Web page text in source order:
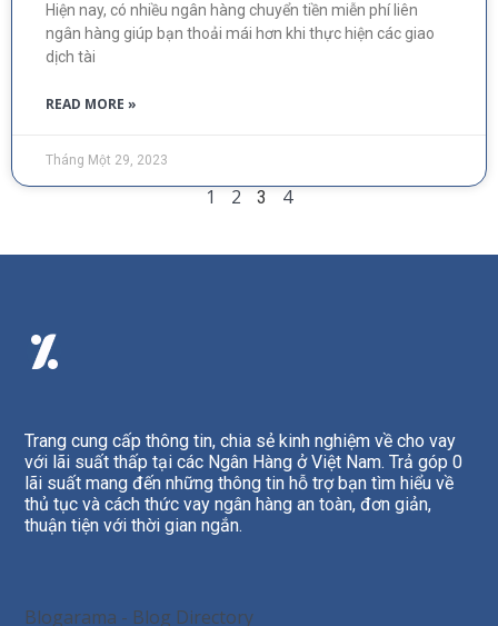
Hiện nay, có nhiều ngân hàng chuyển tiền miễn phí liên
ngân hàng giúp bạn thoải mái hơn khi thực hiện các giao
dịch tài
READ MORE »
Tháng Một 29, 2023
1 2 3 4
Trang cung cấp thông tin, chia sẻ kinh nghiệm về cho vay
với lãi suất thấp tại các Ngân Hàng ở Việt Nam. Trả góp 0
lãi suất mang đến những thông tin hỗ trợ bạn tìm hiểu về
thủ tục và cách thức vay ngân hàng an toàn, đơn giản,
thuận tiện với thời gian ngắn.
Blogarama - Blog Directory